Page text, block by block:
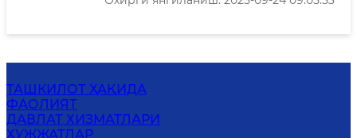
ТАШКИЛОТ ҲАҚИДА
ФАОЛИЯТ
ДАВЛАТ ХИЗМАТЛАРИ
ҲУЖЖАТЛАР